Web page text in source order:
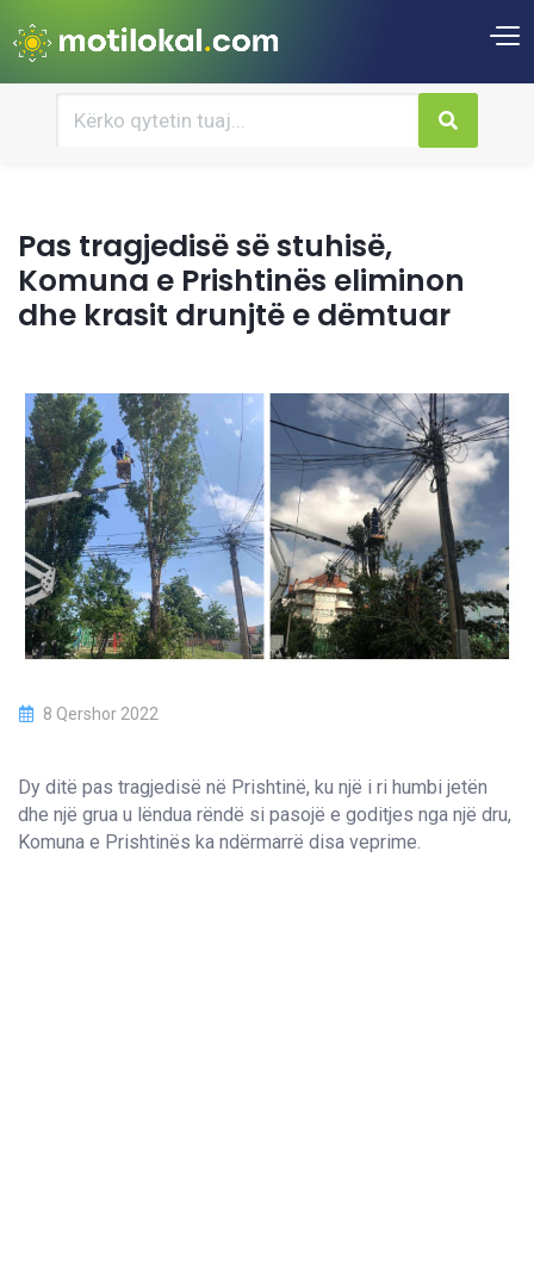
Pas tragjedisë së stuhisë,
Komuna e Prishtinës eliminon
dhe krasit drunjtë e dëmtuar
8 Qershor 2022
Dy ditë pas tragjedisë në Prishtinë, ku një i ri humbi jetën
dhe një grua u lëndua rëndë si pasojë e goditjes nga një dru,
Komuna e Prishtinës ka ndërmarrë disa veprime.